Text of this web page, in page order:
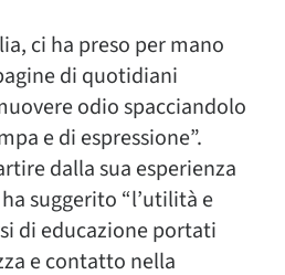
ci ha preso per mano
di quotidiani
odio spacciandolo
e di espressione”.
dalla sua esperienza
suggerito “l’utilità e
di educazione portati
e contatto nella